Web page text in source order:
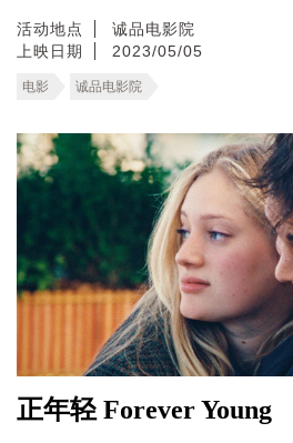
活动地点
诚品电影院
上映日期
2023/05/05
电影 诚品电影院
正年轻 Forever Young